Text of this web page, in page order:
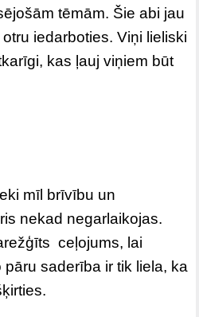
tēmām. Šie abi jau
iedarboties. Viņi lieliski
kas ļauj viņiem būt
mīl brīvību un
nekad negarlaikojas.
ceļojums, lai
saderība ir tik liela, ka